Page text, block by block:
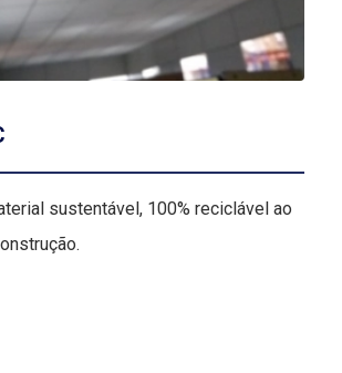
sustentável, 100% reciclável ao